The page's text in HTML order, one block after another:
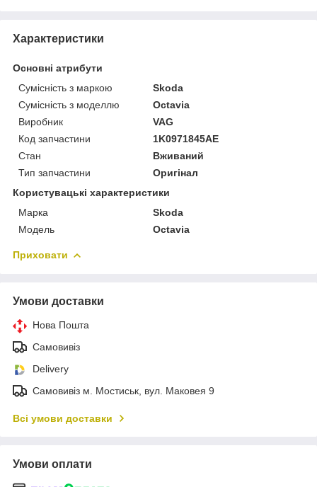
Характеристики
Основні атрибути
Сумісність з маркою
Skoda
Сумісність з моделлю
Octavia
Виробник
VAG
Код запчастини
1K0971845AE
Стан
Вживаний
Тип запчастини
Оригінал
Користувацькі характеристики
Марка
Skoda
Модель
Octavia
Приховати
Умови доставки
Нова Пошта
Самовивіз
Delivery
Самовивіз м. Мостиськ, вул. Маковея 9
Всі умови доставки
Умови оплати